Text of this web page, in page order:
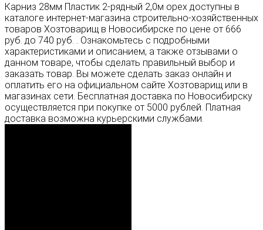
Карниз 28мм Пластик 2-рядный 2,0м орех доступны в
каталоге интернет-магазина строительно-хозяйственных
товаров Хозтоварищ в Новосибирске по цене от 666
руб. до 740 руб. . Ознакомьтесь с подробными
характеристиками и описанием, а также отзывами о
данном товаре, чтобы сделать правильный выбор и
заказать товар. Вы можете сделать заказ онлайн и
оплатить его на официальном сайте Хозтоварищ или в
магазинах сети. Бесплатная доставка по Новосибирску
осуществляется при покупке от 5000 рублей. Платная
доставка возможна курьерскими службами.